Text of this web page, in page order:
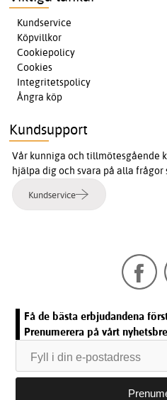
Kundservice
Köpvillkor
Cookiepolicy
Cookies
Integritetspolicy
Ångra köp
Kundsupport
Vår kunniga och tillmötesgående
hjälpa dig och svara på alla frågor
Kundservice
Få de bästa erbjudandena
Prenumerera på vårt